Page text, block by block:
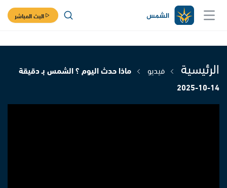
البث المباشر
الرئيسية فيديو
ماذا حدث اليوم ؟ الشمس بـ دقيقة
14-10-2025